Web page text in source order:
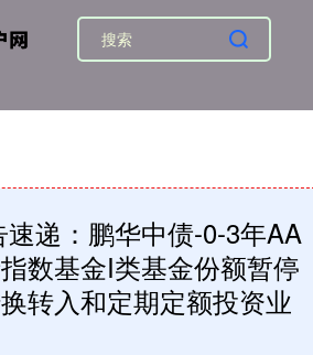
递：鹏华中债-0-3年AA
数基金I类基金份额暂停
转入和定期定额投资业